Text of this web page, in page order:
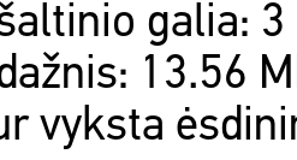
galia: 3
13.56
vyksta